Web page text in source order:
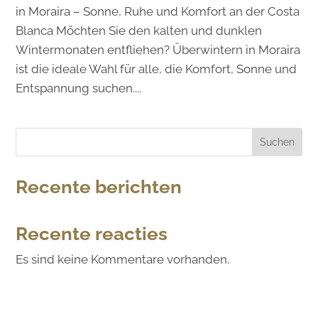
in Moraira – Sonne, Ruhe und Komfort an der Costa
Blanca Möchten Sie den kalten und dunklen
Wintermonaten entfliehen? Überwintern in Moraira
ist die ideale Wahl für alle, die Komfort, Sonne und
Entspannung suchen....
Suchen
Recente berichten
Recente reacties
Es sind keine Kommentare vorhanden.